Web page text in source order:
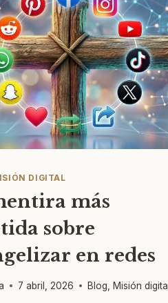
DIGITAL
más
sobre
en redes
7 abril, 2026 Blog Misión digital